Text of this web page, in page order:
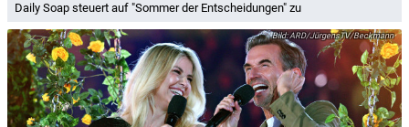
Daily Soap steuert auf "Sommer der Entscheidungen" zu
ARD/JürgensTV/Beckmann